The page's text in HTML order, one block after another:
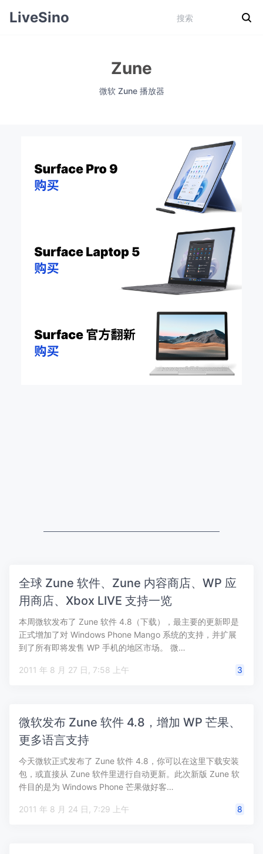
LiveSino
Zune
微软 Zune 播放器
全球 Zune 软件、Zune 内容商店、WP 应
用商店、Xbox LIVE 支持一览
本周微软发布了 Zune 软件 4.8（下载），最主要的更新即是
正式增加了对 Windows Phone Mango 系统的支持，并扩展
到了所有即将发售 WP 手机的地区市场。 微…
2011 年 8 月 27 日, 7:58 上午 3
微软发布 Zune 软件 4.8，增加 WP 芒果、
更多语言支持
今天微软正式发布了 Zune 软件 4.8，你可以在这里下载安装
包，或直接从 Zune 软件里进行自动更新。此次新版 Zune 软
件目的是为 Windows Phone 芒果做好客…
2011 年 8 月 24 日, 7:29 上午 8